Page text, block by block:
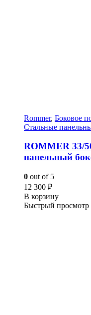
Rommer, Боковое
Стальные
ROMMER 33/
панельный
0 out of 5
12 300 ₽
В корзину
Быстрый просмотр